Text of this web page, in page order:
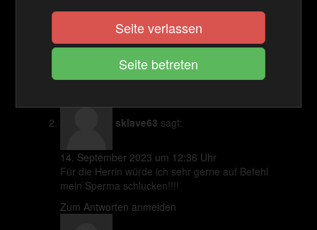
9. September 2023 um 2:28 Uhr
Die Herrin ust wirklich anbetungswürdig, was sie
nicht alles ermöglicht für Ihr Sklaven. Vielen Dank
sklave63 sagt:
14. September 2023 um 12:36 Uhr
Für die Herrin würde ich sehr gerne auf Befehl
mein Sperma schlucken!!!!
Zum Antworten anmelden
Seite verlassen